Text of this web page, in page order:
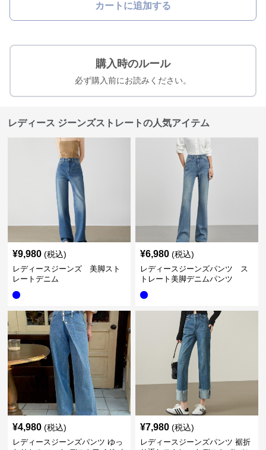
カートに追加する
購入時のルール
必ず購入前にお読みください。
レディース ジーンズストレートの人気アイテム
¥9,980 (税込)
レディースジーンズ 美脚スト
レートデニム
¥6,980 (税込)
レディースジーンズパンツ ス
トレート美脚デニムパンツ
¥4,980 (税込)
レディースジーンズパンツ ゆっ
¥7,980 (税込)
レディースジーンズパンツ 裾折